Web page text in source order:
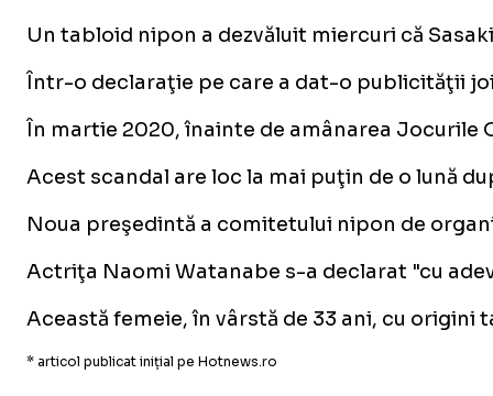
Un tabloid nipon a dezvăluit miercuri că
Într-o declaraţie pe care a dat-o publicităţii
În martie 2020, înainte de amânarea Jocurile
Acest scandal are loc la mai puţin de o lună
Noua preşedintă a comitetului nipon de
Actriţa Naomi Watanabe s-a declarat "cu
Această femeie, în vârstă de 33 ani, cu
* articol publicat inițial pe Hotnews.ro